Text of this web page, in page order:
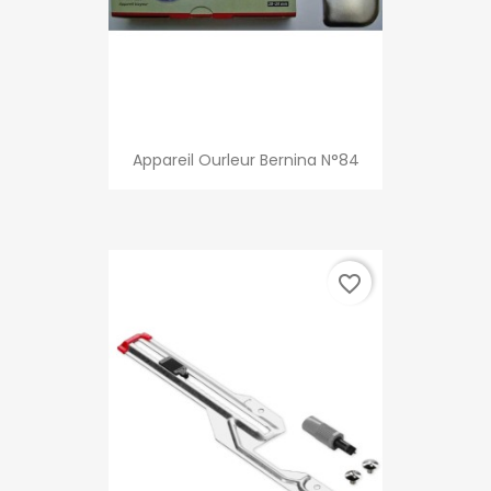
Appareil Ourleur Bernina N°84
favorite_border